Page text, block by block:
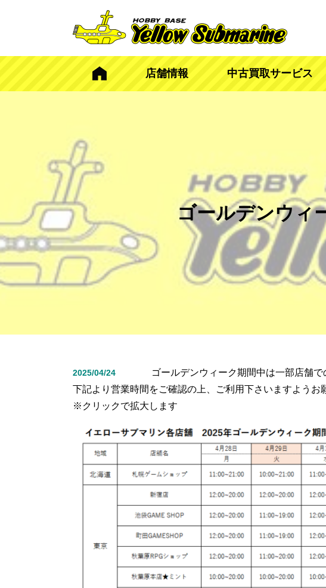
店舗情報 中古買取サービス
ゴールデンウィ
2025/04/24
ゴールデンウィーク期間中は一部店舗
下記より営業時間をご確認の上、ご利用下さいますようお
※クリックで拡大します